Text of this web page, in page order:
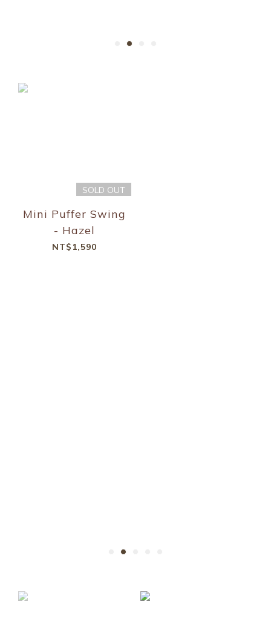
SOLD OUT
Mini Puffer Swing
- Hazel
NT$1,590